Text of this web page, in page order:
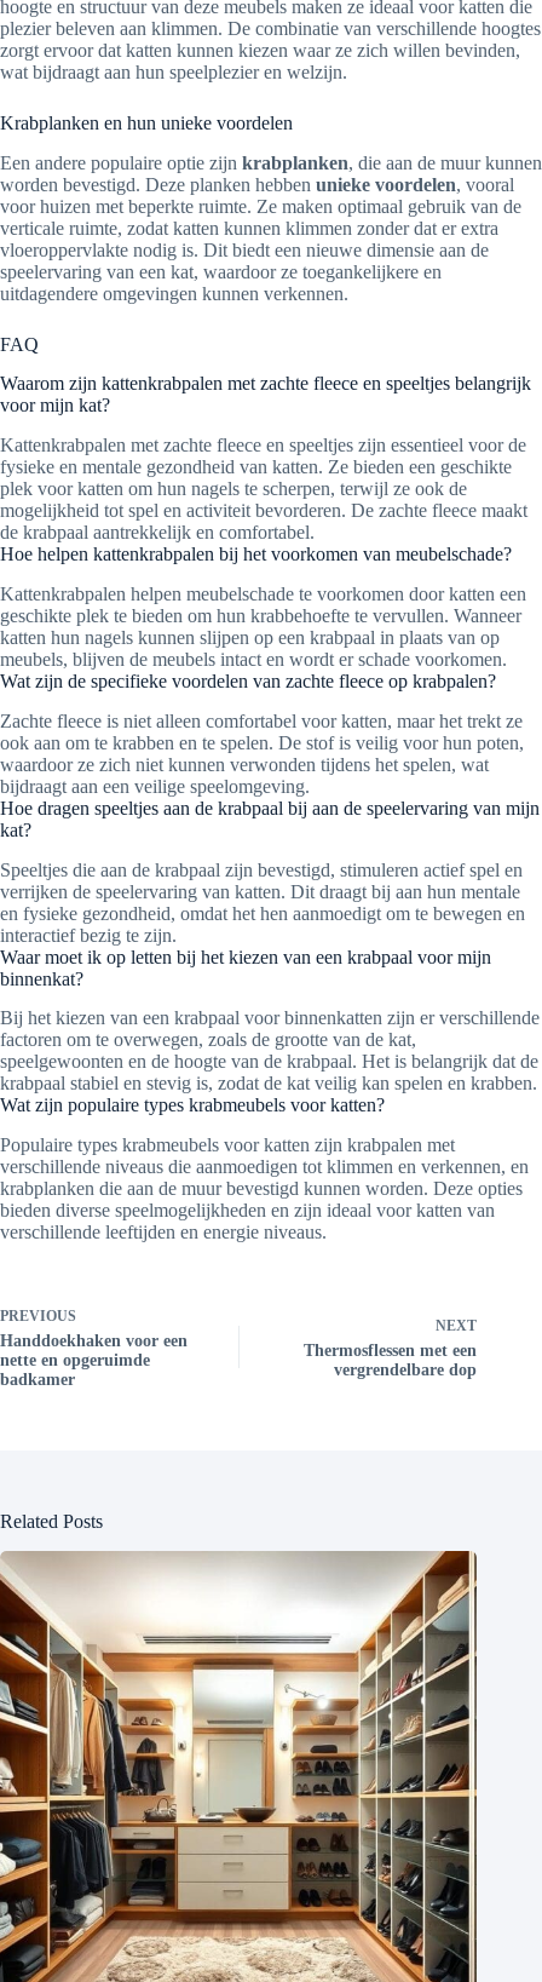
hoogte en structuur van deze meubels maken ze ideaal voor katten die
plezier beleven aan klimmen. De combinatie van verschillende hoogtes
zorgt ervoor dat katten kunnen kiezen waar ze zich willen bevinden,
wat bijdraagt aan hun speelplezier en welzijn.
Krabplanken en hun unieke voordelen
Een andere populaire optie zijn krabplanken, die aan de muur kunnen
worden bevestigd. Deze planken hebben unieke voordelen, vooral
voor huizen met beperkte ruimte. Ze maken optimaal gebruik van de
verticale ruimte, zodat katten kunnen klimmen zonder dat er extra
vloeroppervlakte nodig is. Dit biedt een nieuwe dimensie aan de
speelervaring van een kat, waardoor ze toegankelijkere en
uitdagendere omgevingen kunnen verkennen.
FAQ
Waarom zijn kattenkrabpalen met zachte fleece en speeltjes belangrijk
voor mijn kat?
Kattenkrabpalen met zachte fleece en speeltjes zijn essentieel voor de
fysieke en mentale gezondheid van katten. Ze bieden een geschikte
plek voor katten om hun nagels te scherpen, terwijl ze ook de
mogelijkheid tot spel en activiteit bevorderen. De zachte fleece maakt
de krabpaal aantrekkelijk en comfortabel.
Hoe helpen kattenkrabpalen bij het voorkomen van meubelschade?
Kattenkrabpalen helpen meubelschade te voorkomen door katten een
geschikte plek te bieden om hun krabbehoefte te vervullen. Wanneer
katten hun nagels kunnen slijpen op een krabpaal in plaats van op
meubels, blijven de meubels intact en wordt er schade voorkomen.
Wat zijn de specifieke voordelen van zachte fleece op krabpalen?
Zachte fleece is niet alleen comfortabel voor katten, maar het trekt ze
ook aan om te krabben en te spelen. De stof is veilig voor hun poten,
waardoor ze zich niet kunnen verwonden tijdens het spelen, wat
bijdraagt aan een veilige speelomgeving.
Hoe dragen speeltjes aan de krabpaal bij aan de speelervaring van mijn
kat?
Speeltjes die aan de krabpaal zijn bevestigd, stimuleren actief spel en
verrijken de speelervaring van katten. Dit draagt bij aan hun mentale
en fysieke gezondheid, omdat het hen aanmoedigt om te bewegen en
interactief bezig te zijn.
Waar moet ik op letten bij het kiezen van een krabpaal voor mijn
binnenkat?
Bij het kiezen van een krabpaal voor binnenkatten zijn er verschillende
factoren om te overwegen, zoals de grootte van de kat,
speelgewoonten en de hoogte van de krabpaal. Het is belangrijk dat de
krabpaal stabiel en stevig is, zodat de kat veilig kan spelen en krabben.
Wat zijn populaire types krabmeubels voor katten?
Populaire types krabmeubels voor katten zijn krabpalen met
verschillende niveaus die aanmoedigen tot klimmen en verkennen, en
krabplanken die aan de muur bevestigd kunnen worden. Deze opties
bieden diverse speelmogelijkheden en zijn ideaal voor katten van
verschillende leeftijden en energie niveaus.
PREVIOUS
Handdoekhaken voor een
nette en opgeruimde
badkamer
NEXT
Thermosflessen met een
vergrendelbare dop
Related Posts